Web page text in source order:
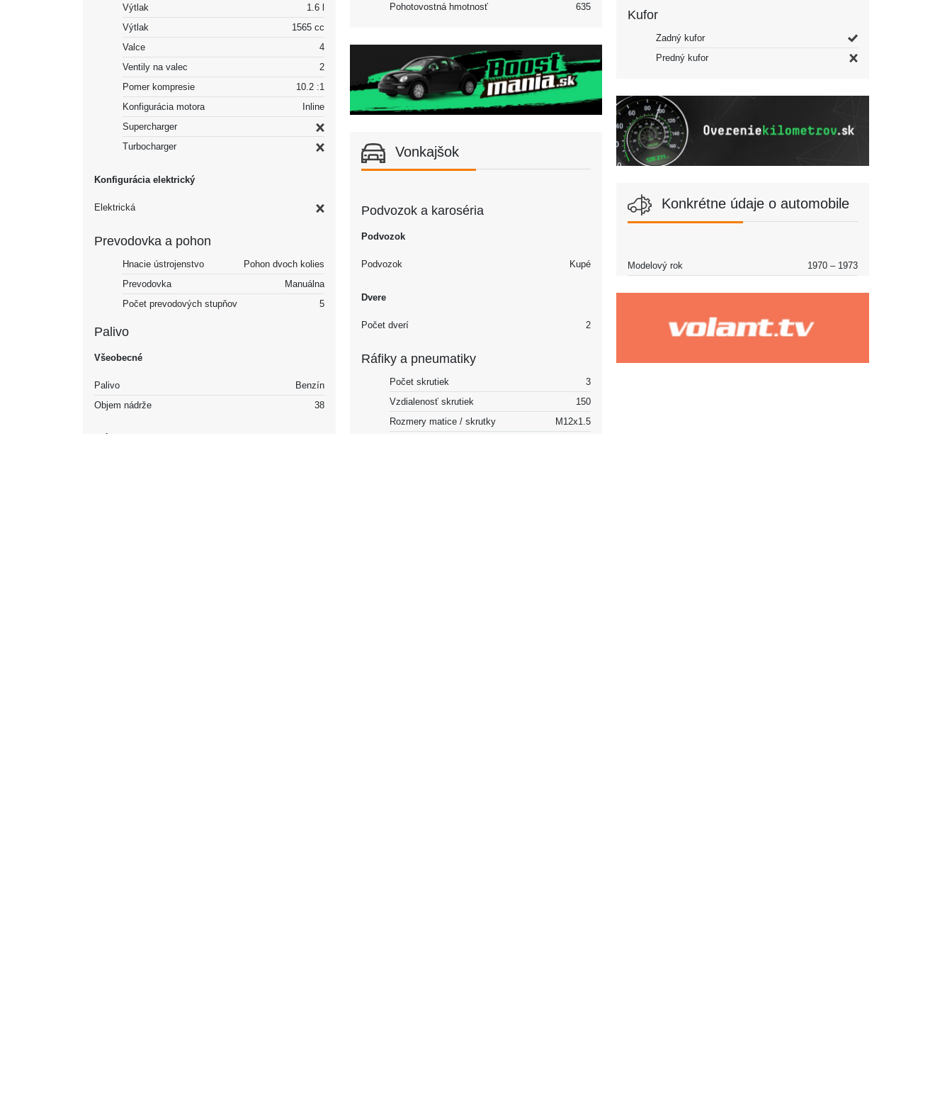
Výtlak
1.6 l
Výtlak
1565 cc
Valce
4
Ventily na valec
2
Pomer kompresie
10.2 :1
Konfigurácia motora
Inline
Supercharger
Turbocharger
Konfigurácia elektrický
Elektrická
Prevodovka a pohon
Hnacie ústrojenstvo
Pohon dvoch kolies
Prevodovka
Manuálna
Počet prevodových stupňov
5
Palivo
Všeobecné
Palivo
Benzín
Objem nádrže
38
Pohotovostná hmotnosť 635
Vonkajšok
Podvozok a karoséria
Podvozok
Podvozok Kupé
Dvere
Počet dverí 2
Ráfiky a pneumatiky
Počet skrutiek
3
Vzdialenosť skrutiek
150
Rozmery matice / skrutky
M12x1.5
Kufor
Zadný kufor
Predný kufor
Konkrétne údaje o automobile
Modelový rok 1970 – 1973